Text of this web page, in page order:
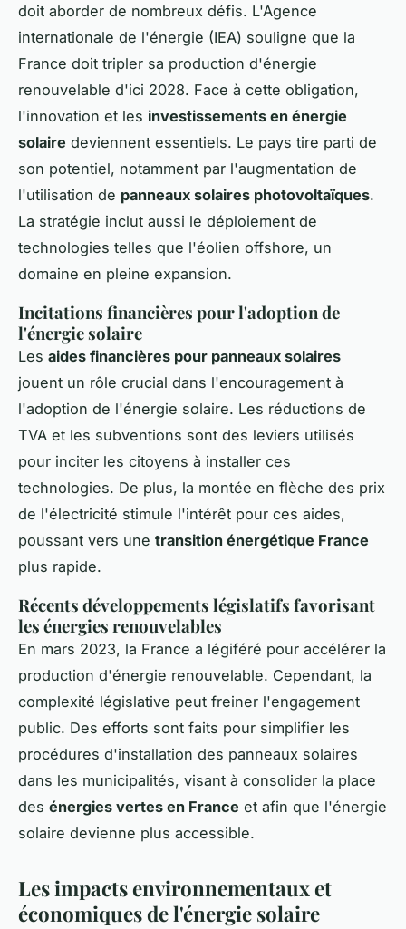
doit aborder de nombreux défis. L'Agence
internationale de l'énergie (IEA) souligne que la
France doit tripler sa production d'énergie
renouvelable d'ici 2028. Face à cette obligation,
l'innovation et les investissements en énergie
solaire deviennent essentiels. Le pays tire parti de
son potentiel, notamment par l'augmentation de
l'utilisation de panneaux solaires photovoltaïques.
La stratégie inclut aussi le déploiement de
technologies telles que l'éolien offshore, un
domaine en pleine expansion.
Incitations financières pour l'adoption de
l'énergie solaire
Les aides financières pour panneaux solaires
jouent un rôle crucial dans l'encouragement à
l'adoption de l'énergie solaire. Les réductions de
TVA et les subventions sont des leviers utilisés
pour inciter les citoyens à installer ces
technologies. De plus, la montée en flèche des prix
de l'électricité stimule l'intérêt pour ces aides,
poussant vers une transition énergétique France
plus rapide.
Récents développements législatifs favorisant
les énergies renouvelables
En mars 2023, la France a légiféré pour accélérer la
production d'énergie renouvelable. Cependant, la
complexité législative peut freiner l'engagement
public. Des efforts sont faits pour simplifier les
procédures d'installation des panneaux solaires
dans les municipalités, visant à consolider la place
des énergies vertes en France et afin que l'énergie
solaire devienne plus accessible.
Les impacts environnementaux et
économiques de l'énergie solaire